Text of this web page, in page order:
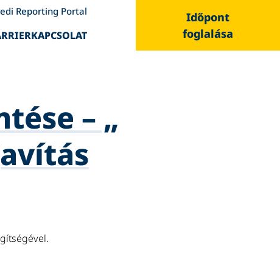
Reporting Portal
KAPCSOLAT
Időpont
foglalása
– „